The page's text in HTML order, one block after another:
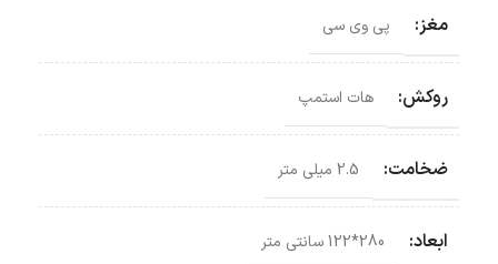
مغز: پی وی سی
روکش: هات استمپ
ضخامت: 2.5 میلی متر
ابعاد: 280*122 سانتی‌ متر